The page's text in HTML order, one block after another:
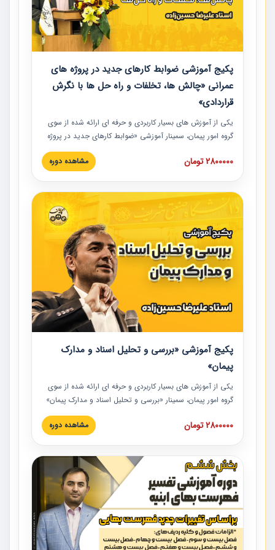
پکیج آموزشی ضوابط کارهای جدید در پروژه های
عمرانی «چالش ها، تخلفات و راه حل ها با نگرش
قراردادی»
یکی از آموزش‏‏‏‏‏‏ های بسیار کاربردی و حرفه‏ ای ارائه شده از سوی
گروه امور پیمان، سمینار آموزشی «ضوابط کارهای جدید در پروژه
های عمرانی» چالش ها، تخلفات و راه حل ها با نگرش قراردادی
است که در محل سندیکای شرکت های ساختمانی کشور ارائه شد.
مدارک پیمان به همراه تجربیات عملی ارائه شده است.
2800000 تومان مشاهده دوره
پکیج آموزشی «بررسی و تحلیل اسناد و مدارک
پیمان»
یکی از آموزش‏‏‏‏‏‏ های بسیار کاربردی و حرفه‏ ای ارائه شده از سوی
گروه امور پیمان، سمینار «بررسی و تحلیل اسناد و مدارک پیمان»
است که در دانشگاه صنعتی شریف ارائه شد. در این آموزش
نکات کلیدی مربوط به اسناد و مدارک پیمان، اولویت بندی اسناد
پیمان به همراه تجربیات عملی در این خصوص ارائه شده است.
2800000 تومان مشاهده دوره